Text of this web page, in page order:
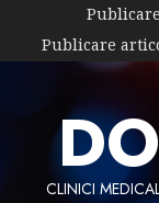
content
Publicare
CLINICI